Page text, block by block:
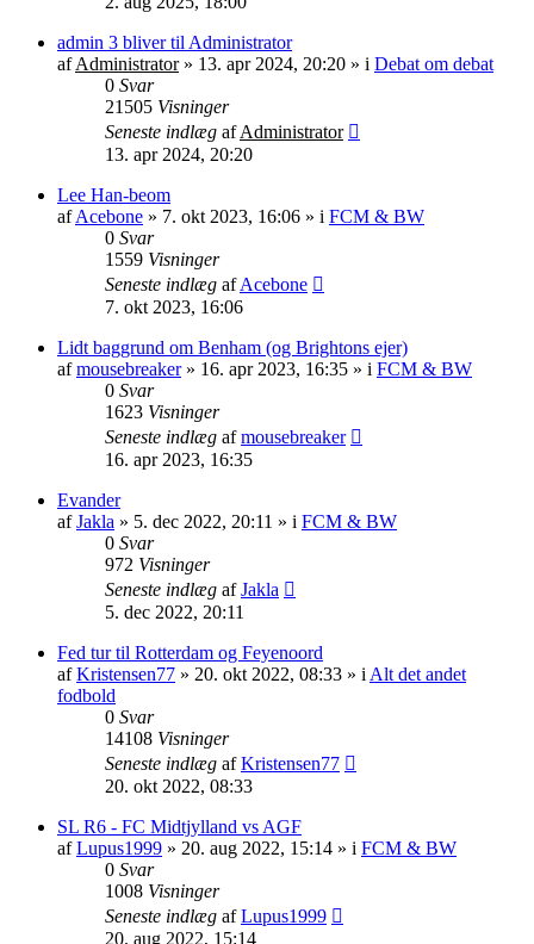
admin 3 bliver til Administrator
afAdministrator» 13. apr 2024, 20:20 » i Debat om debat
0 Svar
21505 Visninger
Seneste indlæg afAdministrator
13. apr 2024, 20:20
Lee Han-beom
afAcebone » 7. okt 2023, 16:06 » i FCM & BW
0 Svar
1559 Visninger
Seneste indlæg afAcebone
7. okt 2023, 16:06
Lidt baggrund om Benham (og Brightons ejer)
afmousebreaker» 16. apr 2023, 16:35 » i FCM & BW
0 Svar
1623 Visninger
Seneste indlæg afmousebreaker
16. apr 2023, 16:35
Evander
afJakla » 5. dec 2022, 20:11 » i FCM & BW
0 Svar
972 Visninger
Seneste indlæg afJakla
5. dec 2022, 20:11
Fed tur til Rotterdam og Feyenoord
afKristensen77 » 20. okt 2022, 08:33 » i Alt det andet
fodbold
0 Svar
14108 Visninger
Seneste indlæg afKristensen77
20. okt 2022, 08:33
SL R6 - FC Midtjylland vs AGF
afLupus1999 » 20. aug 2022, 15:14 » i FCM & BW
0 Svar
1008 Visninger
Seneste indlæg afLupus1999
20. aug 2022, 15:14